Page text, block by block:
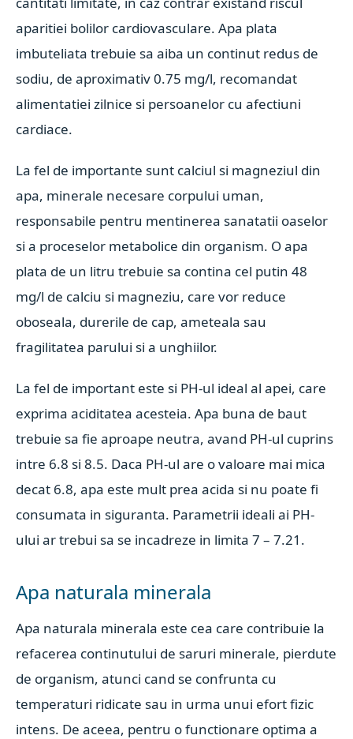
aparitiei bolilor cardiovasculare. Apa plata
imbuteliata trebuie sa aiba un continut redus de
sodiu, de aproximativ 0.75 mg/l, recomandat
alimentatiei zilnice si persoanelor cu afectiuni
cardiace.
La fel de importante sunt calciul si magneziul din
apa, minerale necesare corpului uman,
responsabile pentru mentinerea sanatatii oaselor
si a proceselor metabolice din organism. O apa
plata de un litru trebuie sa contina cel putin 48
mg/l de calciu si magneziu, care vor reduce
oboseala, durerile de cap, ameteala sau
fragilitatea parului si a unghiilor.
La fel de important este si PH-ul ideal al apei, care
exprima aciditatea acesteia. Apa buna de baut
trebuie sa fie aproape neutra, avand PH-ul cuprins
intre 6.8 si 8.5. Daca PH-ul are o valoare mai mica
decat 6.8, apa este mult prea acida si nu poate fi
consumata in siguranta. Parametrii ideali ai PH-
ului ar trebui sa se incadreze in limita 7 – 7.21.
Apa naturala minerala
Apa naturala minerala este cea care contribuie la
refacerea continutului de saruri minerale, pierdute
de organism, atunci cand se confrunta cu
temperaturi ridicate sau in urma unui efort fizic
intens. De aceea, pentru o functionare optima a